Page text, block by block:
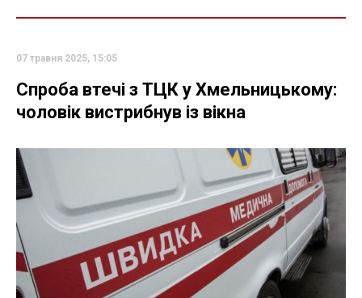
07 травня 2025, 15:05
Спроба втечі з ТЦК у Хмельницькому:
чоловік вистрибнув із вікна